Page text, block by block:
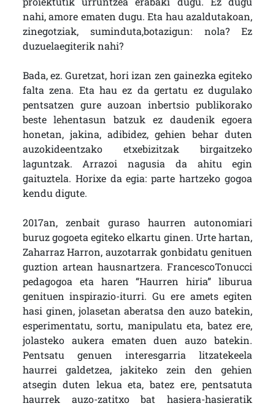
nahi, amore ematen dugu. Eta hau azaldutakoan,
zinegotziak, suminduta,botazigun: nola? Ez
duzuelaegiterik nahi?
Bada, ez. Guretzat, hori izan zen gainezka egiteko
falta zena. Eta hau ez da gertatu ez dugulako
pentsatzen gure auzoan inbertsio publikorako
beste lehentasun batzuk ez daudenik egoera
honetan, jakina, adibidez, gehien behar duten
auzokideentzako etxebizitzak birgaitzeko
laguntzak. Arrazoi nagusia da ahitu egin
gaituztela. Horixe da egia: parte hartzeko gogoa
kendu digute.
2017an, zenbait guraso haurren autonomiari
buruz gogoeta egiteko elkartu ginen. Urte hartan,
Zaharraz Harron, auzotarrak gonbidatu genituen
guztion artean hausnartzera. FrancescoTonucci
pedagogoa eta haren “Haurren hiria” liburua
genituen inspirazio-iturri. Gu ere amets egiten
hasi ginen, jolasetan aberatsa den auzo batekin,
esperimentatu, sortu, manipulatu eta, batez ere,
jolasteko aukera ematen duen auzo batekin.
Pentsatu genuen interesgarria litzatekeela
haurrei galdetzea, jakiteko zein den gehien
atsegin duten lekua eta, batez ere, pentsatuta
haurrek auzo-zatitxo bat hasiera-hasieratik